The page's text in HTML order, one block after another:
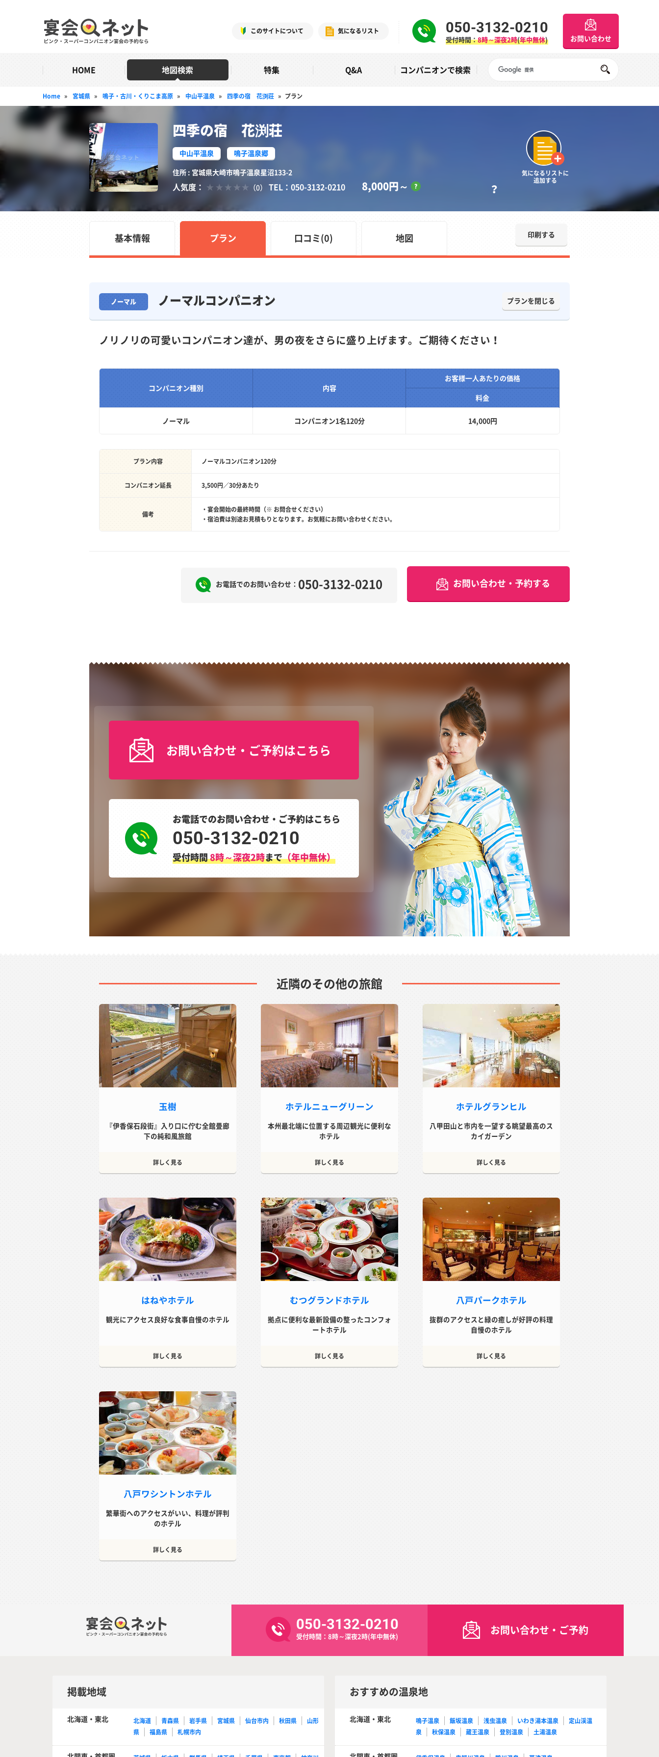
このサイトについて 気になるリスト 050-3132-0210
受付時間：8時～深夜2時(年中無休) お問い合わせ
HOME 地図検索 特集 Q&A コンパニオンで検索
Home » 宮城県 » 鳴子・古川・くりこま高原 » 中山平温泉 » 四季の宿 花渕荘 » プラン
四季の宿 花渕荘
中山平温泉
鳴子温泉郷
住所 : 宮城県大崎市鳴子温泉星沼133-2
人気度： （0） TEL：050-3132-0210 8,000円～ ？
気になるリストに
追加する
基本情報 プラン 口コミ(0) 地図 印刷する
ノーマル ノーマルコンパニオン プランを閉じる
ノリノリの可愛いコンパニオン達が、男の夜をさらに盛り上げます。ご期待ください！
コンパニオン種別 内容
お客様一人あたりの価格
料金
ノーマル コンパニオン1名120分 14,000円
プラン内容 ノーマルコンパニオン120分
コンパニオン延長 3,500円／30分あたり
備考
・宴会開始の最終時間（※ お問合せください）
・宿泊費は別途お見積もりとなります。お気軽にお問い合わせください。
お電話でのお問い合わせ： 050-3132-0210 お問い合わせ・予約する
お問い合わせ・ご予約はこちら
お電話でのお問い合わせ・ご予約はこちら
050-3132-0210
受付時間8時～深夜2時まで（年中無休）
近隣のその他の旅館
玉樹
『伊香保石段街』入り口に佇む全館畳廊
下の純和風旅館
詳しく見る
ホテルニューグリーン
本州最北端に位置する周辺観光に便利な
ホテル
詳しく見る
ホテルグランヒル
八甲田山と市内を一望する眺望最高のス
カイガーデン
詳しく見る
はねやホテル
観光にアクセス良好な食事自慢のホテル
詳しく見る
むつグランドホテル
拠点に便利な最新設備の整ったコンフォ
ートホテル
詳しく見る
八戸パークホテル
抜群のアクセスと緑の癒しが好評の料理
自慢のホテル
詳しく見る
八戸ワシントンホテル
繁華街へのアクセスがいい、料理が評判
のホテル
詳しく見る
050-3132-0210
受付時間：8時～深夜2時(年中無休) お問い合わせ・ご予約
掲載地域
北海道・東北 北海道 青森県 岩手県 宮城県 仙台市内 秋田県
山形
県
福島県 札幌市内
おすすめの温泉地
北海道・東北 鳴子温泉 飯坂温泉 浅虫温泉 いわき湯本温泉
定山渓温
泉
秋保温泉 蔵王温泉 登別温泉 土湯温泉